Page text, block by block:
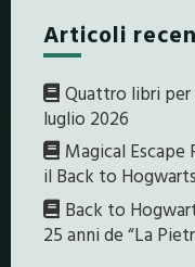
Articoli
Quattro libri per
luglio 2026
Magical
il Back to Hogwarts
Back to
25 anni de “La